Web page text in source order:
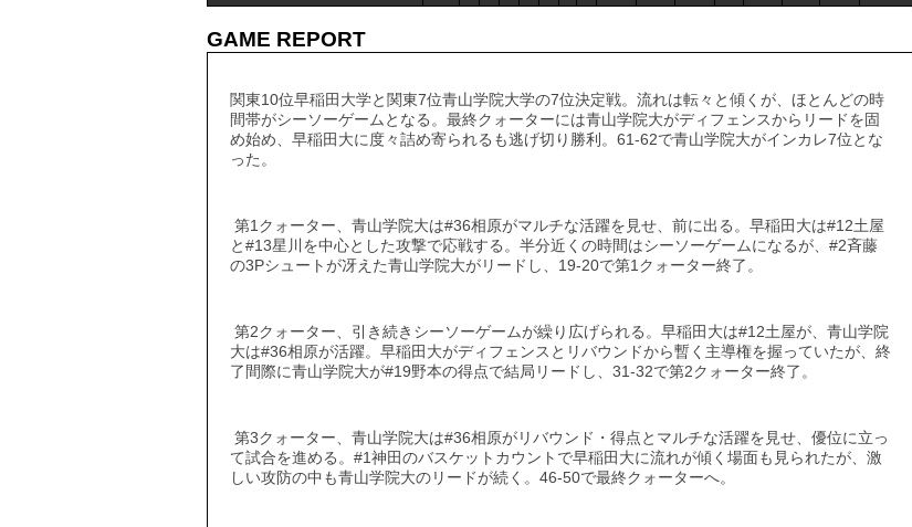
GAME REPORT
関東10位早稲田大学と関東7位青山学院大学の7位決定戦。流れは転々と傾くが、ほとんどの時
間帯がシーソーゲームとなる。最終クォーターには青山学院大がディフェンスからリードを固
め始め、早稲田大に度々詰め寄られるも逃げ切り勝利。61-62で青山学院大がインカレ7位とな
った。
第1クォーター、青山学院大は#36相原がマルチな活躍を見せ、前に出る。早稲田大は#12土屋
と#13星川を中心とした攻撃で応戦する。半分近くの時間はシーソーゲームになるが、#2斉藤
の3Pシュートが冴えた青山学院大がリードし、19-20で第1クォーター終了。
第2クォーター、引き続きシーソーゲームが繰り広げられる。早稲田大は#12土屋が、青山学院
大は#36相原が活躍。早稲田大がディフェンスとリバウンドから暫く主導権を握っていたが、終
了間際に青山学院大が#19野本の得点で結局リードし、31-32で第2クォーター終了。
第3クォーター、青山学院大は#36相原がリバウンド・得点とマルチな活躍を見せ、優位に立っ
て試合を進める。#1神田のバスケットカウントで早稲田大に流れが傾く場面も見られたが、激
しい攻防の中も青山学院大のリードが続く。46-50で最終クォーターへ。